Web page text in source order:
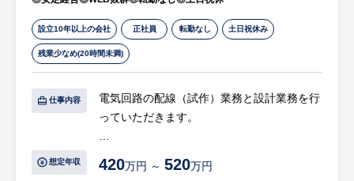
設立10年以上の会社 正社員 転勤なし 土日祝休み
残業少なめ(20時間未満)
仕事内容
電気回路の配線（試作）業務と設計業務を行
っていただきます。
・電気回路の配線業務
想定年収 420万円 ～ 520万円